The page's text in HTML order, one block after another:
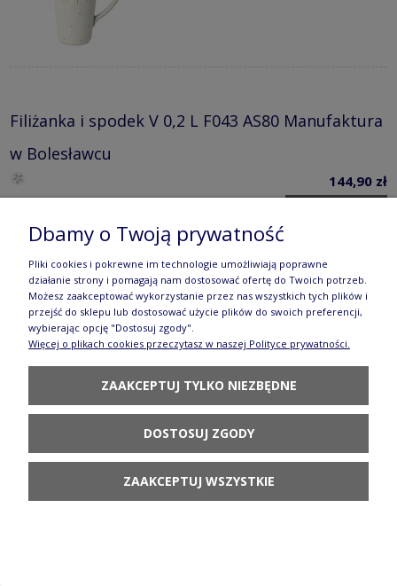
Filiżanka i spodek V 0,2 L F043 AS80 Manufaktura
w Bolesławcu
144,90 zł
Filiżanka i spodek V 0,2 L F043 GZ44 Manufaktura
w Bolesławcu Forest Line
144,90 zł
Dbamy o Twoją prywatność
Pliki cookies i pokrewne im technologie umożliwiają poprawne
działanie strony i pomagają nam dostosować ofertę do Twoich potrzeb.
Możesz zaakceptować wykorzystanie przez nas wszystkich tych plików i
przejść do sklepu lub dostosować użycie plików do swoich preferencji,
wybierając opcję "Dostosuj zgody".
Więcej o plikach cookies przeczytasz w naszej Polityce prywatności.
ZAAKCEPTUJ TYLKO NIEZBĘDNE
DOSTOSUJ ZGODY
ZAAKCEPTUJ WSZYSTKIE